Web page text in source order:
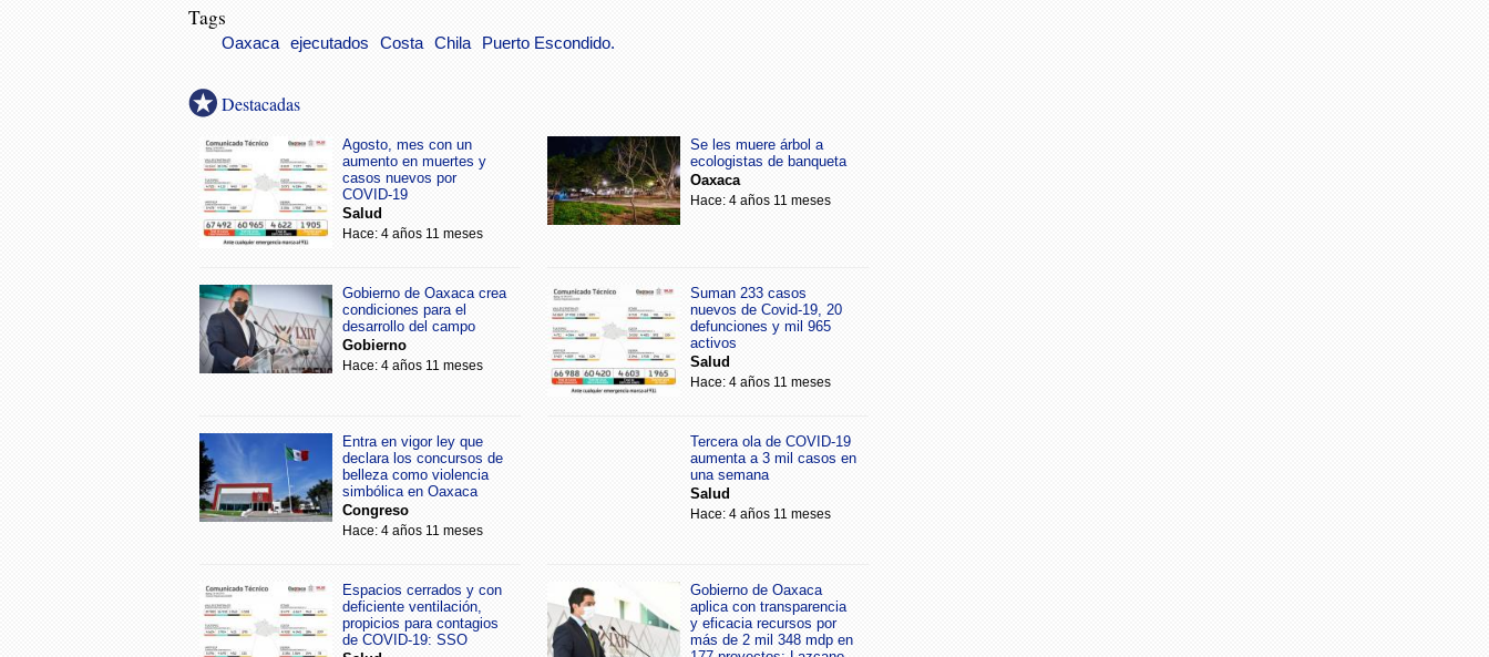
Tags
Oaxaca ejecutados Costa Chila Puerto Escondido.
Destacadas
Agosto, mes con un
aumento en muertes y
casos nuevos por
COVID-19
Salud
Hace: 4 años 11 meses
Se les muere árbol a
ecologistas de banqueta
Oaxaca
Hace: 4 años 11 meses
Gobierno de Oaxaca crea
condiciones para el
desarrollo del campo
Gobierno
Hace: 4 años 11 meses
Suman 233 casos
nuevos de Covid-19, 20
defunciones y mil 965
activos
Salud
Hace: 4 años 11 meses
Entra en vigor ley que
declara los concursos de
belleza como violencia
simbólica en Oaxaca
Congreso
Hace: 4 años 11 meses
Tercera ola de COVID-19
aumenta a 3 mil casos en
una semana
Salud
Hace: 4 años 11 meses
Espacios cerrados y con
deficiente ventilación,
propicios para contagios
de COVID-19: SSO
Gobierno de Oaxaca
aplica con transparencia
y eficacia recursos por
más de 2 mil 348 mdp en